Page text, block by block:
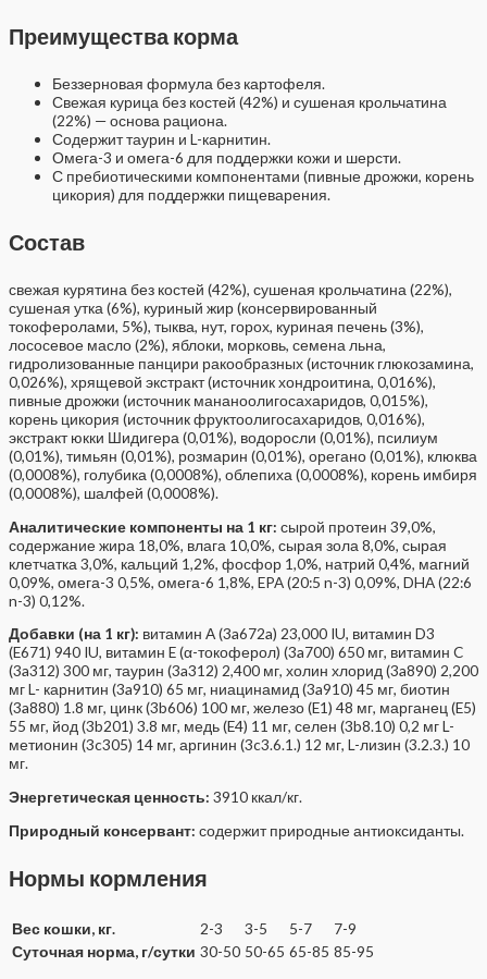
Преимущества корма
Беззерновая формула без картофеля.
Свежая курица без костей (42%) и сушеная крольчатина
(22%) — основа рациона.
Содержит таурин и L-карнитин.
Омега-3 и омега-6 для поддержки кожи и шерсти.
С пребиотическими компонентами (пивные дрожжи, корень
цикория) для поддержки пищеварения.
Состав
свежая курятина без костей (42%), сушеная крольчатина (22%),
сушеная утка (6%), куриный жир (консервированный
токоферолами, 5%), тыква, нут, горох, куриная печень (3%),
лососевое масло (2%), яблоки, морковь, семена льна,
гидролизованные панцири ракообразных (источник глюкозамина,
0,026%), хрящевой экстракт (источник хондроитина, 0,016%),
пивные дрожжи (источник мананоолигосахаридов, 0,015%),
корень цикория (источник фруктоолигосахаридов, 0,016%),
экстракт юкки Шидигера (0,01%), водоросли (0,01%), псилиум
(0,01%), тимьян (0,01%), розмарин (0,01%), орегано (0,01%), клюква
(0,0008%), голубика (0,0008%), облепиха (0,0008%), корень имбиря
(0,0008%), шалфей (0,0008%).
Аналитические компоненты на 1 кг: сырой протеин 39,0%,
содержание жира 18,0%, влага 10,0%, сырая зола 8,0%, сырая
клетчатка 3,0%, кальций 1,2%, фосфор 1,0%, натрий 0,4%, магний
0,09%, омега-3 0,5%, омега-6 1,8%, EPA (20:5 n-3) 0,09%, DHA (22:6
n-3) 0,12%.
Добавки (на 1 кг): витамин А (3a672a) 23,000 IU, витамин D3
(E671) 940 IU, витамин E (α-токоферол) (3a700) 650 мг, витамин C
(3a312) 300 мг, таурин (3a312) 2,400 мг, холин хлорид (3a890) 2,200
мг L- карнитин (3a910) 65 мг, ниацинамид (3a910) 45 мг, биотин
(3a880) 1.8 мг, цинк (3b606) 100 мг, железо (E1) 48 мг, марганец (E5)
55 мг, йод (3b201) 3.8 мг, медь (E4) 11 мг, селен (3b8.10) 0,2 мг L-
метионин (3c305) 14 мг, аргинин (3c3.6.1.) 12 мг, L-лизин (3.2.3.) 10
мг.
Энергетическая ценность: 3910 ккал/кг.
Природный консервант: содержит природные антиоксиданты.
Нормы кормления
Вес кошки, кг. 2-3 3-5 5-7
7-9
Суточная норма, г/сутки 30-50 50-65 65-85 85-95